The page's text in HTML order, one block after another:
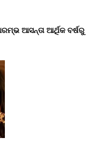
ଆସନ୍ତା ଆର୍ଥିକ ବର୍ଷରୁ